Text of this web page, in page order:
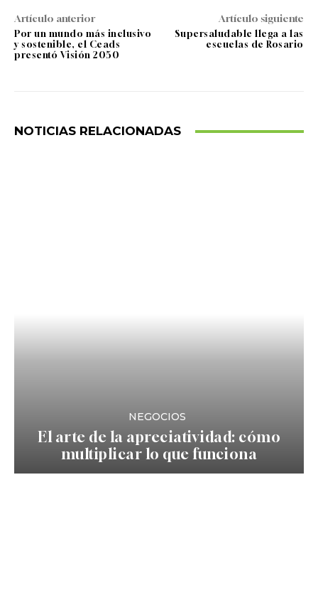
Artículo anterior
Por un mundo más inclusivo
y sostenible, el Ceads
presentó Visión 2050
Artículo siguiente
Supersaludable llega a las
escuelas de Rosario
NOTICIAS RELACIONADAS
NEGOCIOS
El arte de la apreciatividad: cómo
multiplicar lo que funciona